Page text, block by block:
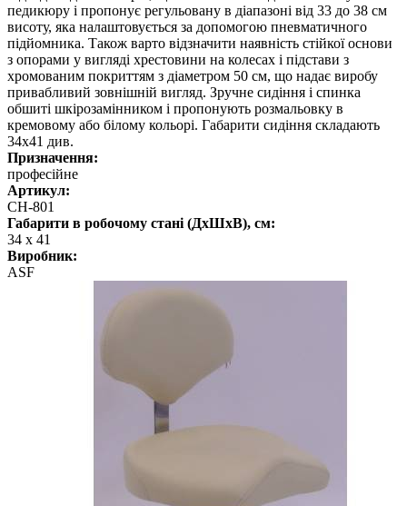
педикюру і пропонує регульовану в діапазоні від 33 до 38 см
висоту, яка налаштовується за допомогою пневматичного
підйомника. Також варто відзначити наявність стійкої основи
з опорами у вигляді хрестовини на колесах і підстави з
хромованим покриттям з діаметром 50 см, що надає виробу
привабливий зовнішній вигляд. Зручне сидіння і спинка
обшиті шкірозамінником і пропонують розмальовку в
кремовому або білому кольорі. Габарити сидіння складають
34х41 див.
Призначення:
професійне
Артикул:
СН-801
Габарити в робочому стані (ДхШхВ), см:
34 х 41
Виробник:
ASF